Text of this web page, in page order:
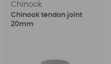
Chinook
Chinook tendon joint
20mm